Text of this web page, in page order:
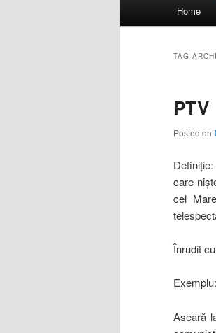
Home
TAG
PTV
Posted on
Definiţie:
care
cel
Înrudit
Exemplu:
Aseară